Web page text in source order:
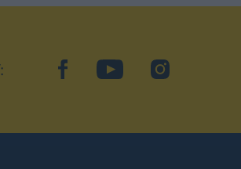
facebookYouTubeInstagram